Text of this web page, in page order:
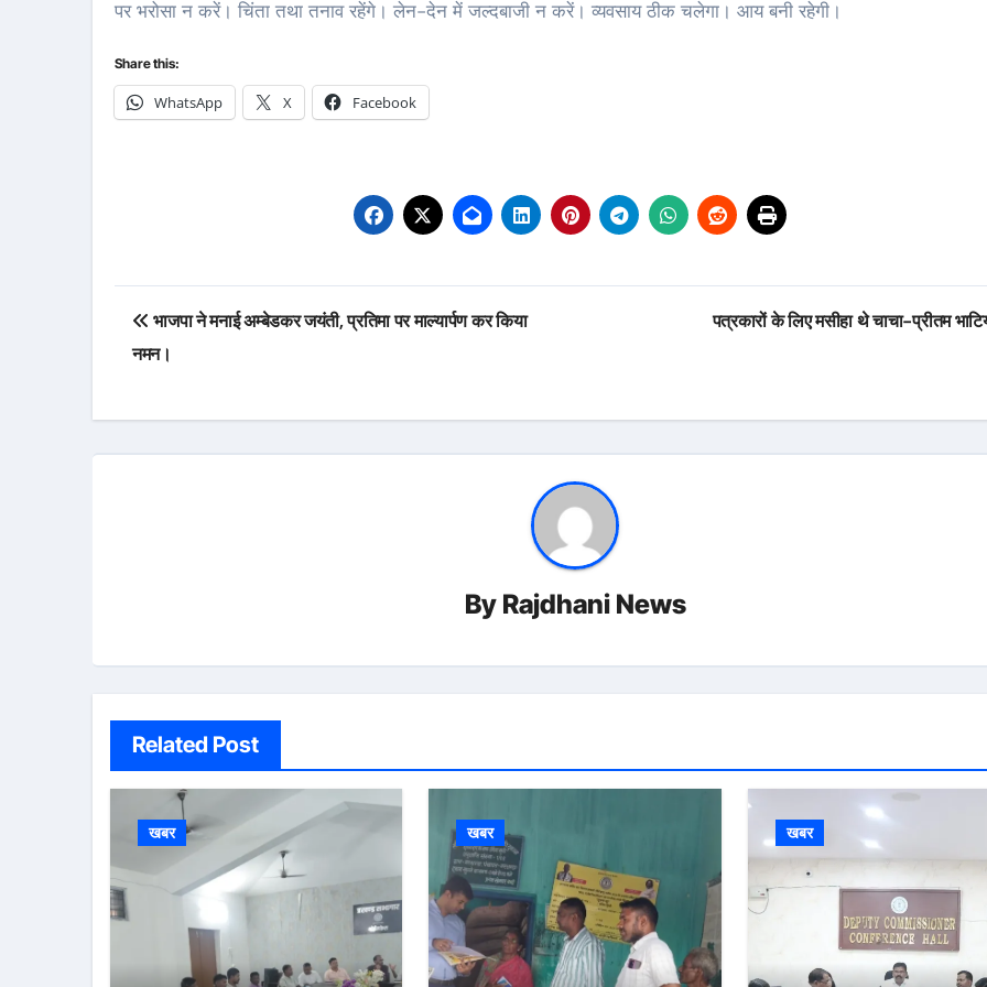
पर भरोसा न करें। चिंता तथा तनाव रहेंगे। लेन-देन में जल्दबाजी न करें। व्यवसाय ठीक चलेगा। आय बनी रहेगी।
Share this:
WhatsApp X Facebook
Post
navigation
भाजपा ने मनाई अम्बेडकर जयंती, प्रतिमा पर माल्यार्पण कर किया
नमन।
पत्रकारों के लिए मसीहा थे चाचा-प्रीतम
By Rajdhani News
Related Post
खबर खबर खबर